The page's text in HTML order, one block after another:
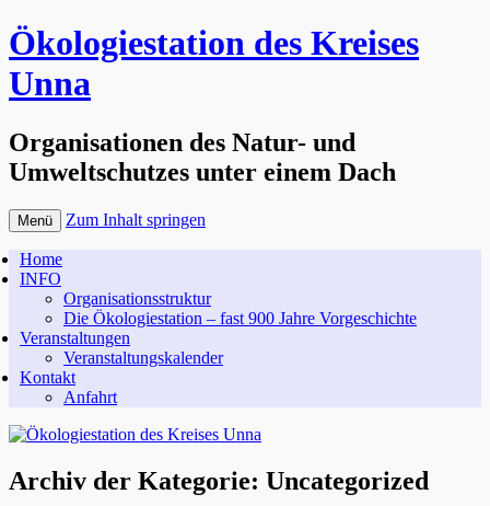
Ökologiestation des Kreises
Unna
Organisationen des Natur- und
Umweltschutzes unter einem Dach
Menü Zum Inhalt springen
Home
INFO
Organisationsstruktur
Die Ökologiestation – fast 900 Jahre Vorgeschichte
Veranstaltungen
Veranstaltungskalender
Kontakt
Anfahrt
Archiv der Kategorie: Uncategorized